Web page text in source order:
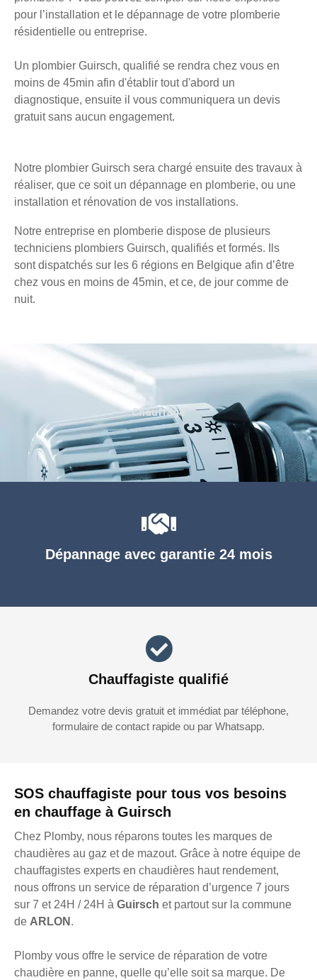
pour l’installation et le dépannage de votre plomberie
résidentielle ou entreprise.
Un plombier Guirsch, qualifié se rendra chez vous en
moins de 45min afin d'établir tout d'abord un
diagnostique, ensuite il vous communiquera un devis
gratuit sans aucun engagement.
Notre plombier Guirsch sera chargé ensuite des travaux à
réaliser, que ce soit un dépannage en plomberie, ou une
installation et rénovation de vos installations.
Notre entreprise en plomberie dispose de plusieurs
techniciens plombiers Guirsch, qualifiés et formés. Ils
sont dispatchés sur les 6 régions en Belgique afin d’être
chez vous en moins de 45min, et ce, de jour comme de
nuit.
SOS chauffagiste pour tous vos besoins
en chauffage à Guirsch
Chez Plomby, nous réparons toutes les marques de
chaudières au gaz et de mazout. Grâce à notre équipe de
chauffagistes experts en chaudières haut rendement,
nous offrons un service de réparation d’urgence 7 jours
sur 7 et 24H / 24H à Guirsch et partout sur la commune
de ARLON .
Plomby vous offre le service de réparation de votre
chaudière en panne, quelle qu’elle soit sa marque. De
Dépannage avec garantie 24 mois
Chauffagiste qualifié
Demandez votre devis gratuit et immédiat par téléphone,
formulaire de contact rapide ou par Whatsapp.
Chauffage